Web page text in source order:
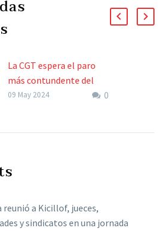
La CGT espera el paro
más contundente del
Siglo XXI y tensa al
jueves. La medida de
Parará…
0
09 May 2024
reunió a Kicillof, jueces,
y sindicatos en una jornada